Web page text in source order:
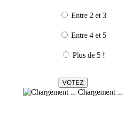
Entre 2 et 3
Entre 4 et 5
Plus de 5 !
Chargement ...